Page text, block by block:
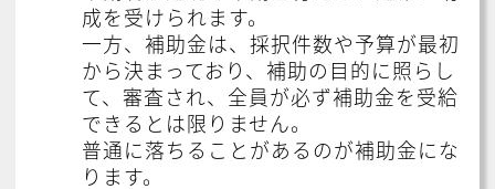
成を受けられます。
一方、補助金は、採択件数や予算が最初
から決まっており、補助の目的に照らし
て、審査され、全員が必ず補助金を受給
できるとは限りません。
普通に落ちることがあるのが補助金にな
ります。